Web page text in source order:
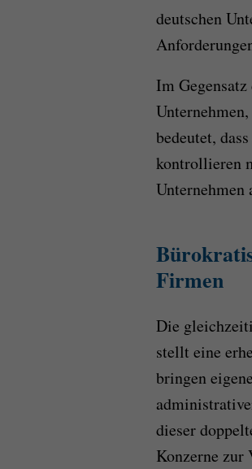
deutschen
Im
bedeutet,
kontrollieren
Unternehmen
Firmen
Die
stellt eine
bringen
dieser
Konzerne zur